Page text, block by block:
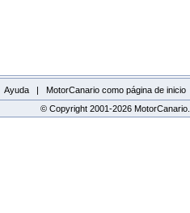
Ayuda | MotorCanario como página de inicio
© Copyright 2001-2026